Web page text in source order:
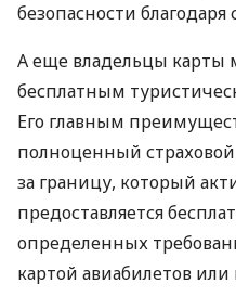
безопасности благодаря
А еще владельцы карты
бесплатным
Его главным
полноценный
за границу, который
предоставляется
определенных
картой авиабилетов